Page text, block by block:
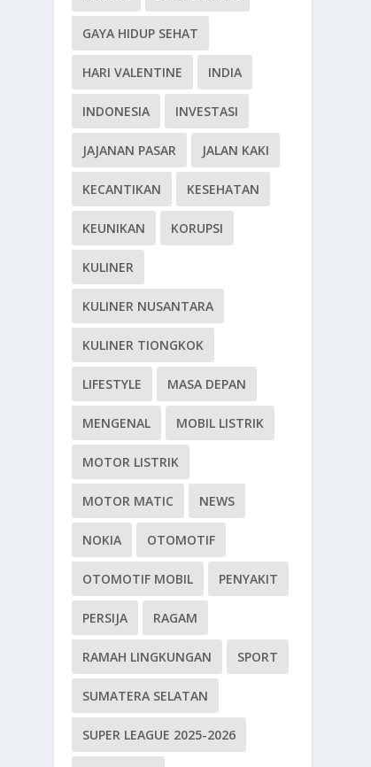
GAYA HIDUP SEHAT
HARI VALENTINE INDIA
INDONESIA INVESTASI
JAJANAN PASAR JALAN KAKI
KECANTIKAN KESEHATAN
KEUNIKAN KORUPSI
KULINER
KULINER NUSANTARA
KULINER TIONGKOK
LIFESTYLE MASA DEPAN
MENGENAL MOBIL LISTRIK
MOTOR LISTRIK
MOTOR MATIC NEWS
NOKIA OTOMOTIF
OTOMOTIF MOBIL PENYAKIT
PERSIJA RAGAM
RAMAH LINGKUNGAN SPORT
SUMATERA SELATAN
SUPER LEAGUE 2025-2026